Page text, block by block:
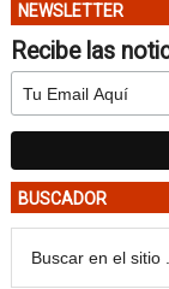
NEWSLETTER
Recibe las
BUSCADOR